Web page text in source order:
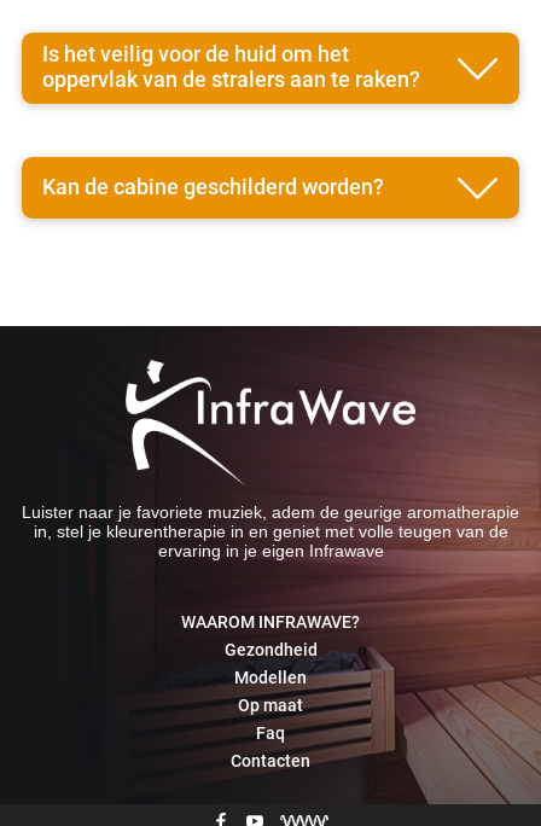
Is het veilig voor de huid om het
oppervlak van de stralers aan te raken?
Kan de cabine geschilderd worden?
Luister naar je favoriete muziek, adem de geurige aromatherapie
in, stel je kleurentherapie in en geniet met volle teugen van de
ervaring in je eigen Infrawave
WAAROM INFRAWAVE?
Gezondheid
Modellen
Op maat
Faq
Contacten